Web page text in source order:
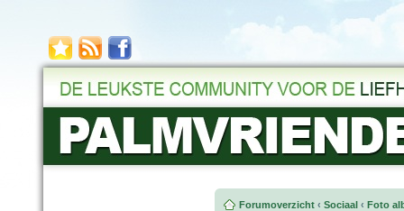
Forumoverzicht ‹ Sociaal ‹ Foto